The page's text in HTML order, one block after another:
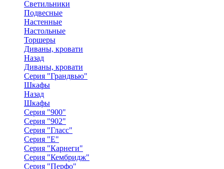
Светильники
Подвесные
Настенные
Настольные
Торшеры
Диваны, кровати
Назад
Диваны, кровати
Серия "Грандвью"
Шкафы
Назад
Шкафы
Серия "900"
Серия "902"
Серия "Гласс"
Серия "Е"
Серия "Карнеги"
Серия "Кембридж"
Серия "Перфо"